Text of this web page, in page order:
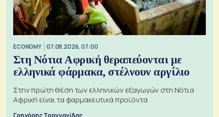
ECONOMY 07.08.2026, 07:00
Στη Νότια Αφρική θεραπεύονται με
ελληνικά φάρμακα, στέλνουν αργίλιο
Στην πρώτη θέση των ελληνικών εξαγωγών στη Νότια
Αφρική είναι τα φαρμακευτικά προϊόντα
Γρηγόρης Τραγγανίδας